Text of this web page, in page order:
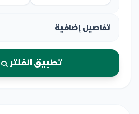
تفاصيل إضافية
تطبيق الفلتر